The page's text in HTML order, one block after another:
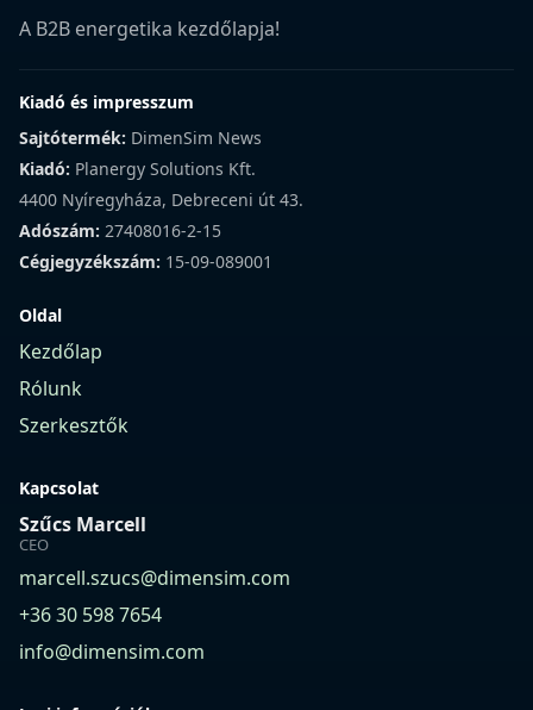
A B2B energetika kezdőlapja!
Kiadó és impresszum
Sajtótermék: DimenSim News
Kiadó: Planergy Solutions Kft.
4400 Nyíregyháza, Debreceni út 43.
Adószám: 27408016-2-15
Cégjegyzékszám: 15-09-089001
Oldal
Kezdőlap
Rólunk
Szerkesztők
Kapcsolat
Szűcs Marcell
CEO
marcell.szucs@dimensim.com
+36 30 598 7654
info@dimensim.com